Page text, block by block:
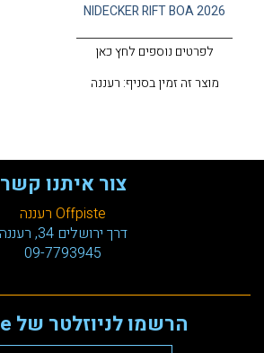
NIDECKER RIFT BOA 2026
לפרטים נוספים לחץ כאן
מוצר זה זמין בסניף: רעננה
הרשמו לניוזלטר של Offpiste
צור איתנו קשר
Offpiste רעננה
דרך ירושלים 34, רעננה
09-7793945